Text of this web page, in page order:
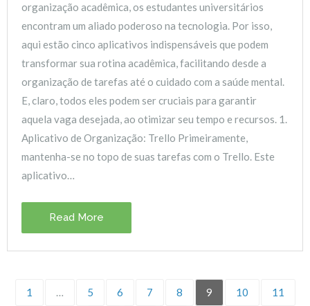
organização acadêmica, os estudantes universitários
encontram um aliado poderoso na tecnologia. Por isso,
aqui estão cinco aplicativos indispensáveis que podem
transformar sua rotina acadêmica, facilitando desde a
organização de tarefas até o cuidado com a saúde mental.
E, claro, todos eles podem ser cruciais para garantir
aquela vaga desejada, ao otimizar seu tempo e recursos. 1.
Aplicativo de Organização: Trello Primeiramente,
mantenha-se no topo de suas tarefas com o Trello. Este
aplicativo…
Read More
1 … 5 6 7 8 9 10 11